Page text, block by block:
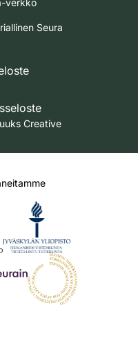
Seura
Creative